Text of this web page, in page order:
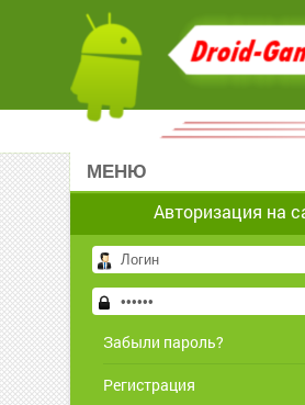
МЕНЮ
Авторизация на
Забыли пароль?
Регистрация